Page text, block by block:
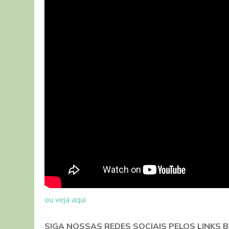
ou veja aqui
SIGA NOSSAS REDES SOCIAIS PELOS LINKS